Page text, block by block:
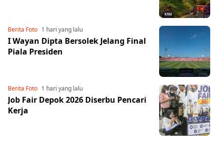
Berita Foto 1 hari yang lalu
I Wayan Dipta Bersolek Jelang Final
Piala Presiden
Berita Foto 1 hari yang lalu
Job Fair Depok 2026 Diserbu Pencari
Kerja